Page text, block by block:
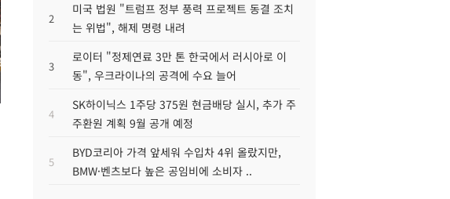
2
미국 법원 "트럼프 정부 풍력 프로젝트 동결 조치
는 위법", 해제 명령 내려
3
로이터 "정제연료 3만 톤 한국에서 러시아로 이
동", 우크라이나의 공격에 수요 늘어
4
SK하이닉스 1주당 375원 현금배당 실시, 추가 주
주환원 계획 9월 공개 예정
5
BYD코리아 가격 앞세워 수입차 4위 올랐지만,
BMW·벤츠보다 높은 공임비에 소비자 ..